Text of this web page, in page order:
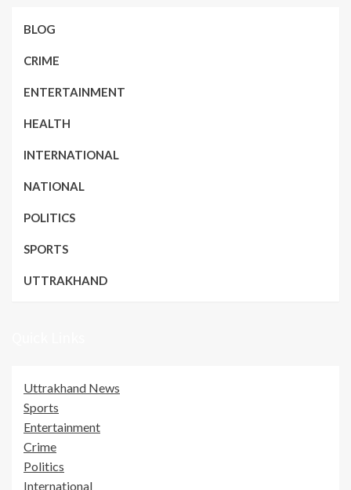
BLOG
CRIME
ENTERTAINMENT
HEALTH
INTERNATIONAL
NATIONAL
POLITICS
SPORTS
UTTRAKHAND
Uttrakhand News
Sports
Entertainment
Crime
Politics
International